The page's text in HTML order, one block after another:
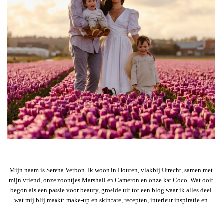
Mijn naam is Serena Verbon. Ik woon in Houten, vlakbij Utrecht, samen met
mijn vriend, onze zoontjes Marshall en Cameron en onze kat Coco. Wat ooit
begon als een passie voor beauty, groeide uit tot een blog waar ik alles deel
wat mij blij maakt: make-up en skincare, recepten, interieur inspiratie en